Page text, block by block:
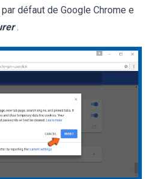
défaut de Google Chrome e
.